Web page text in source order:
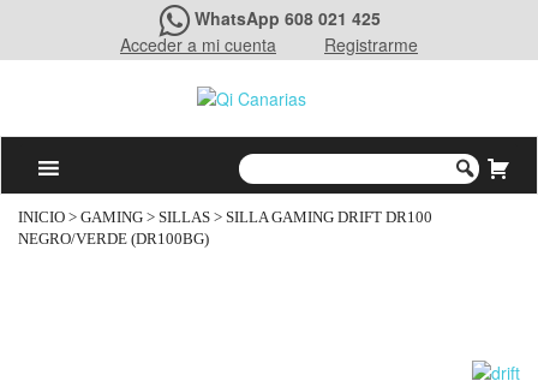
WhatsApp 608 021 425
Acceder a mi cuenta
Registrarme
INICIO > GAMING > SILLAS > SILLA GAMING DRIFT DR100
NEGRO/VERDE (DR100BG)